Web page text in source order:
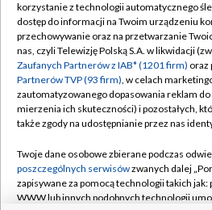
TVP
Abonament TVP
Emisja w TVP
Centrum informacji TVP
Naziemna Telewizja Cyfrowa
Rada Programowa
System NOS
Regulamin
Polityka
Moje
Pomoc
Kontakt
korzystanie z technologii automatycznego
dostęp do informacji na Twoim urządzeniu
przechowywanie oraz na przetwarzanie
nas, czyli Telewizję Polską S.A. w likwidacji
Zaufanych Partnerów z IAB* (1201 firm) oraz
Partnerów TVP (93 firm), w celach
zautomatyzowanego dopasowania reklam
mierzenia ich skuteczności) i pozostałych,
także zgody na udostępnianie przez nas
Twoje dane osobowe zbierane podczas
poszczególnych serwisówzwanych dalej
zapisywane za pomocą technologii takich
WWW lub innych podobnych technologii